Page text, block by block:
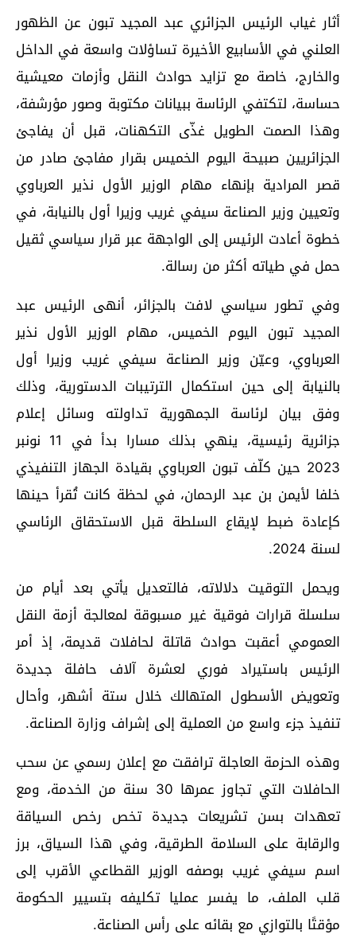
أثار غياب الرئيس الجزائري عبد المجيد تبون عن الظهور
العلني في الأسابيع الأخيرة تساؤلات واسعة في الداخل
والخارج، خاصة مع تزايد حوادث النقل وأزمات معيشية
حساسة، لتكتفي الرئاسة ببيانات مكتوبة وصور مؤرشفة،
وهذا الصمت الطويل غذّى التكهنات، قبل أن يفاجئ
الجزائريين صبيحة اليوم الخميس بقرار مفاجئ صادر من
قصر المرادية بإنهاء مهام الوزير الأول نذير العرباوي
وتعيين وزير الصناعة سيفي غريب وزيرا أول بالنيابة، في
خطوة أعادت الرئيس إلى الواجهة عبر قرار سياسي ثقيل
حمل في طياته أكثر من رسالة.
وفي تطور سياسي لافت بالجزائر، أنهى الرئيس عبد
المجيد تبون اليوم الخميس، مهام الوزير الأول نذير
العرباوي، وعيّن وزير الصناعة سيفي غريب وزيرا أول
بالنيابة إلى حين استكمال الترتيبات الدستورية، وذلك
وفق بيان لرئاسة الجمهورية تداولته وسائل إعلام
جزائرية رئيسية، ينهي بذلك مسارا بدأ في 11 نونبر
2023 حين كلّف تبون العرباوي بقيادة الجهاز التنفيذي
خلفا لأيمن بن عبد الرحمان، في لحظة كانت تُقرأ حينها
كإعادة ضبط لإيقاع السلطة قبل الاستحقاق الرئاسي
لسنة 2024.
ويحمل التوقيت دلالاته، فالتعديل يأتي بعد أيام من
سلسلة قرارات فوقية غير مسبوقة لمعالجة أزمة النقل
العمومي أعقبت حوادث قاتلة لحافلات قديمة، إذ أمر
الرئيس باستيراد فوري لعشرة آلاف حافلة جديدة
وتعويض الأسطول المتهالك خلال ستة أشهر، وأحال
تنفيذ جزء واسع من العملية إلى إشراف وزارة الصناعة.
وهذه الحزمة العاجلة ترافقت مع إعلان رسمي عن سحب
الحافلات التي تجاوز عمرها 30 سنة من الخدمة، ومع
تعهدات بسن تشريعات جديدة تخص رخص السياقة
والرقابة على السلامة الطرقية، وفي هذا السياق، برز
اسم سيفي غريب بوصفه الوزير القطاعي الأقرب إلى
قلب الملف، ما يفسر عمليا تكليفه بتسيير الحكومة
مؤقتًا بالتوازي مع بقائه على رأس الصناعة.